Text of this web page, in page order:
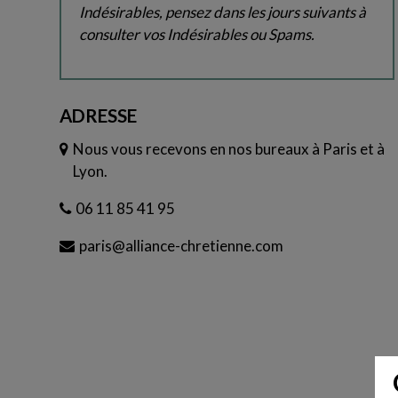
Indésirables, pensez dans les jours suivants à
consulter vos Indésirables ou Spams.
ADRESSE
Nous vous recevons en nos bureaux à Paris et à
Lyon.
06 11 85 41 95
paris@alliance-chretienne.com